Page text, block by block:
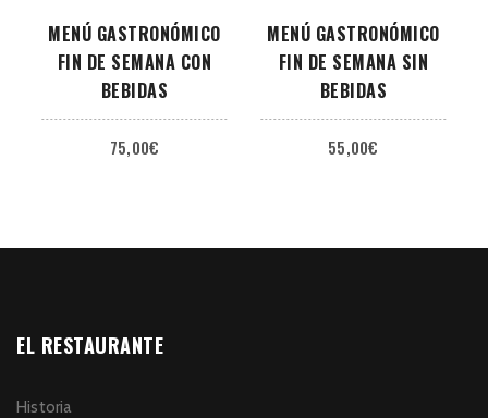
MENÚ GASTRONÓMICO
FIN DE SEMANA CON
BEBIDAS
75,00€
MENÚ GASTRONÓMICO
FIN DE SEMANA SIN
BEBIDAS
55,00€
EL RESTAURANTE
Historia